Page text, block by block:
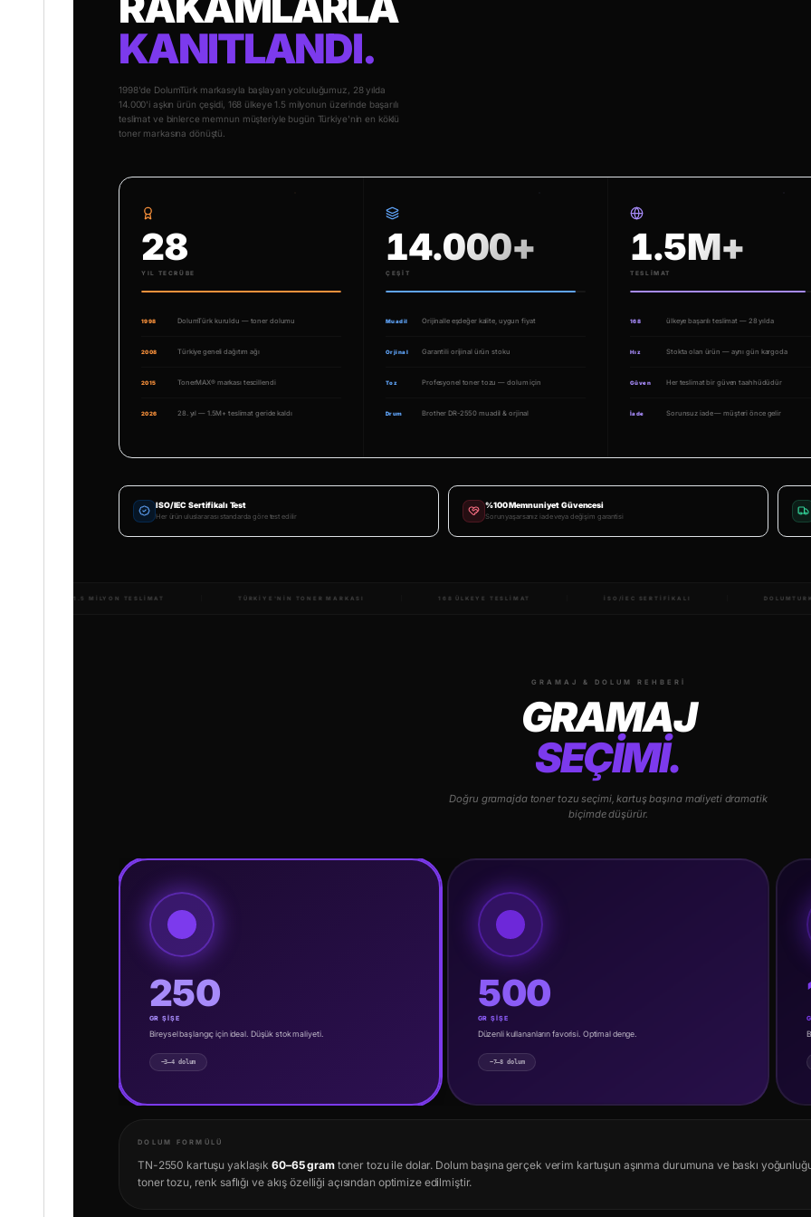
KANITLANDI.
1998'de DolumTürk markasıyla başlayan yolculuğumuz, 28 yılda
14.000'i aşkın ürün çeşidi, 168 ülkeye 1.5 milyonun üzerinde başarılı
teslimat ve binlerce memnun müşteriyle bugün Türkiye'nin en köklü
toner markasına dönüştü.
28
YIL TECRÜBE
1998 DolumTürk kuruldu — toner dolumu
2008 Türkiye geneli dağıtım ağı
2015 TonerMAX® markası tescillendi
2026 28. yıl — 1.5M+ teslimat geride kaldı
14.000+
ÇEŞIT
Muadil Orijinalle eşdeğer kalite, uygun fiyat
Orjinal Garantili orijinal ürün stoku
Toz Profesyonel toner tozu — dolum için
Drum Brother DR-2550 muadil & orjinal
1.5M+
TESLIMAT
168 ülkeye başarılı teslimat — 28 yılda
Hız Stokta olan ürün — aynı gün kargoda
Güven Her teslimat bir güven taahhüdüdür
İade Sorunsuz iade — müşteri önce gelir
ISO/IEC Sertifikalı Test
Her ürün uluslararası standarda göre test edilir
%100 Memnuniyet Güvencesi
Sorun yaşarsanız iade veya değişim garantisi
14.000+ ÇEŞIT 1.5 MILYON TESLIMAT TÜRKIYE'NIN TONER MARKASI 168 ÜLKEYE TESLIMAT ISO/IEC
GRAMAJ & DOLUM REHBERI
GRAMAJ
SEÇİMİ.
Doğru gramajda toner tozu seçimi, kartuş başına maliyeti dramatik
biçimde düşürür.
250
GR ŞİŞE
Bireysel başlangıç için ideal. Düşük stok maliyeti.
~3–4 dolum
500
GR ŞİŞE
Düzenli kullananların favorisi. Optimal denge.
~7–8 dolum
DOLUM FORMÜLÜ
TN-2550 kartuşu yaklaşık 60–65 gramtoner tozu ile dolar. Dolum başına gerçek verim kartuşun aşınma durumuna ve baskı
toner tozu, renk saflığı ve akış özelliği açısından optimize edilmiştir.